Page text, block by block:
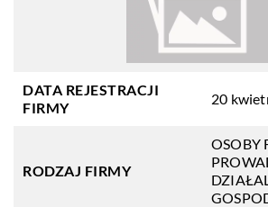
DATA REJESTRACJI
FIRMY
20
RODZAJ FIRMY
OSOBY